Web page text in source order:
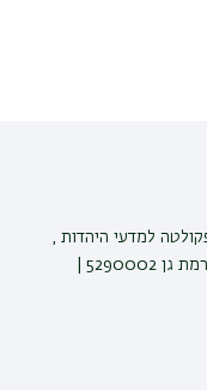
למדעי היהדות ,
|